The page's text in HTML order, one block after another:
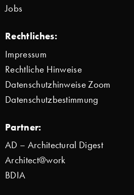
Jobs
Rechtliches:
Impressum
Rechtliche Hinweise
Datenschutzhinweise Zoom
Datenschutzbestimmung
Partner:
AD – Architectural Digest
Architect@work
BDIA